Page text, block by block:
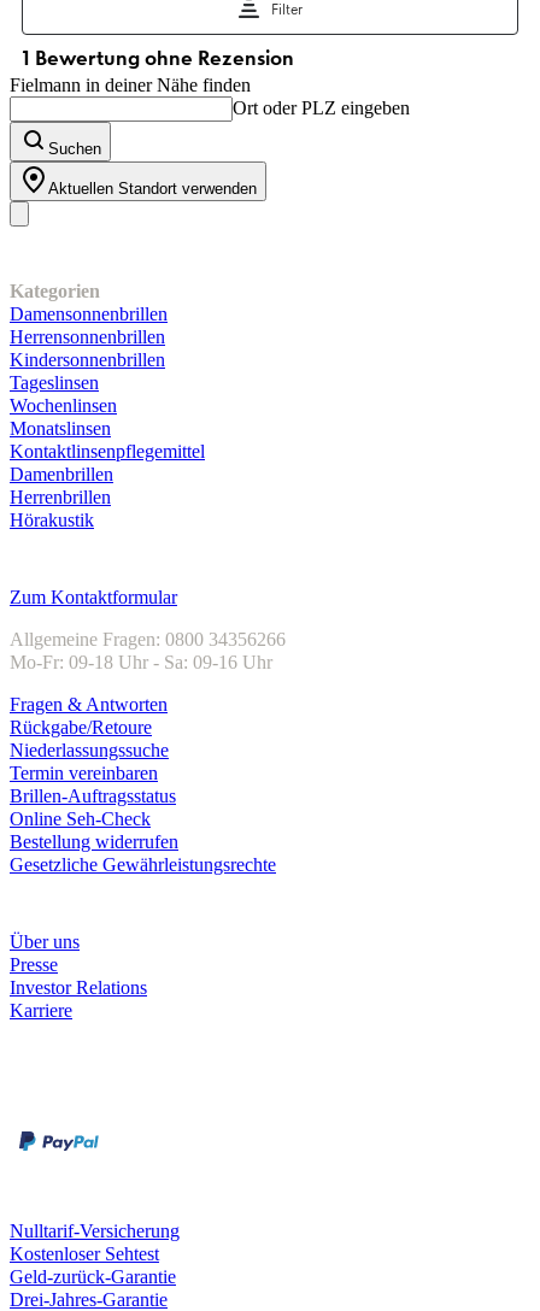
Fielmann in deiner Nähe finden
Ort oder PLZ eingeben
Suchen
Aktuellen Standort verwenden
Kategorien
Damensonnenbrillen
Herrensonnenbrillen
Kindersonnenbrillen
Tageslinsen
Wochenlinsen
Monatslinsen
Kontaktlinsenpflegemittel
Damenbrillen
Herrenbrillen
Hörakustik
Zum Kontaktformular
Allgemeine Fragen: 0800 34356266
Mo-Fr: 09-18 Uhr - Sa: 09-16 Uhr
Fragen & Antworten
Rückgabe/Retoure
Niederlassungssuche
Termin vereinbaren
Brillen-Auftragsstatus
Online Seh-Check
Bestellung widerrufen
Gesetzliche Gewährleistungsrechte
Über uns
Presse
Investor Relations
Karriere
Nulltarif-Versicherung
Kostenloser Sehtest
Geld-zurück-Garantie
Drei-Jahres-Garantie